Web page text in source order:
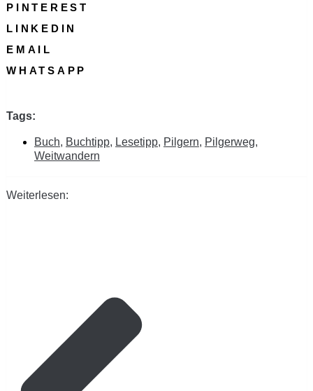
PINTEREST
LINKEDIN
EMAIL
WHATSAPP
Tags:
Buch, Buchtipp, Lesetipp, Pilgern, Pilgerweg,
Weitwandern
Weiterlesen: